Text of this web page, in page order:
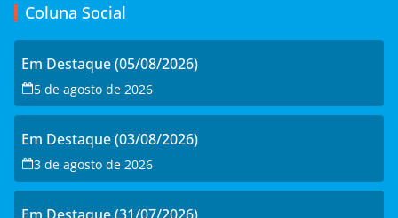
Coluna Social
Em Destaque (05/08/2026)
5 de agosto de 2026
Em Destaque (03/08/2026)
3 de agosto de 2026